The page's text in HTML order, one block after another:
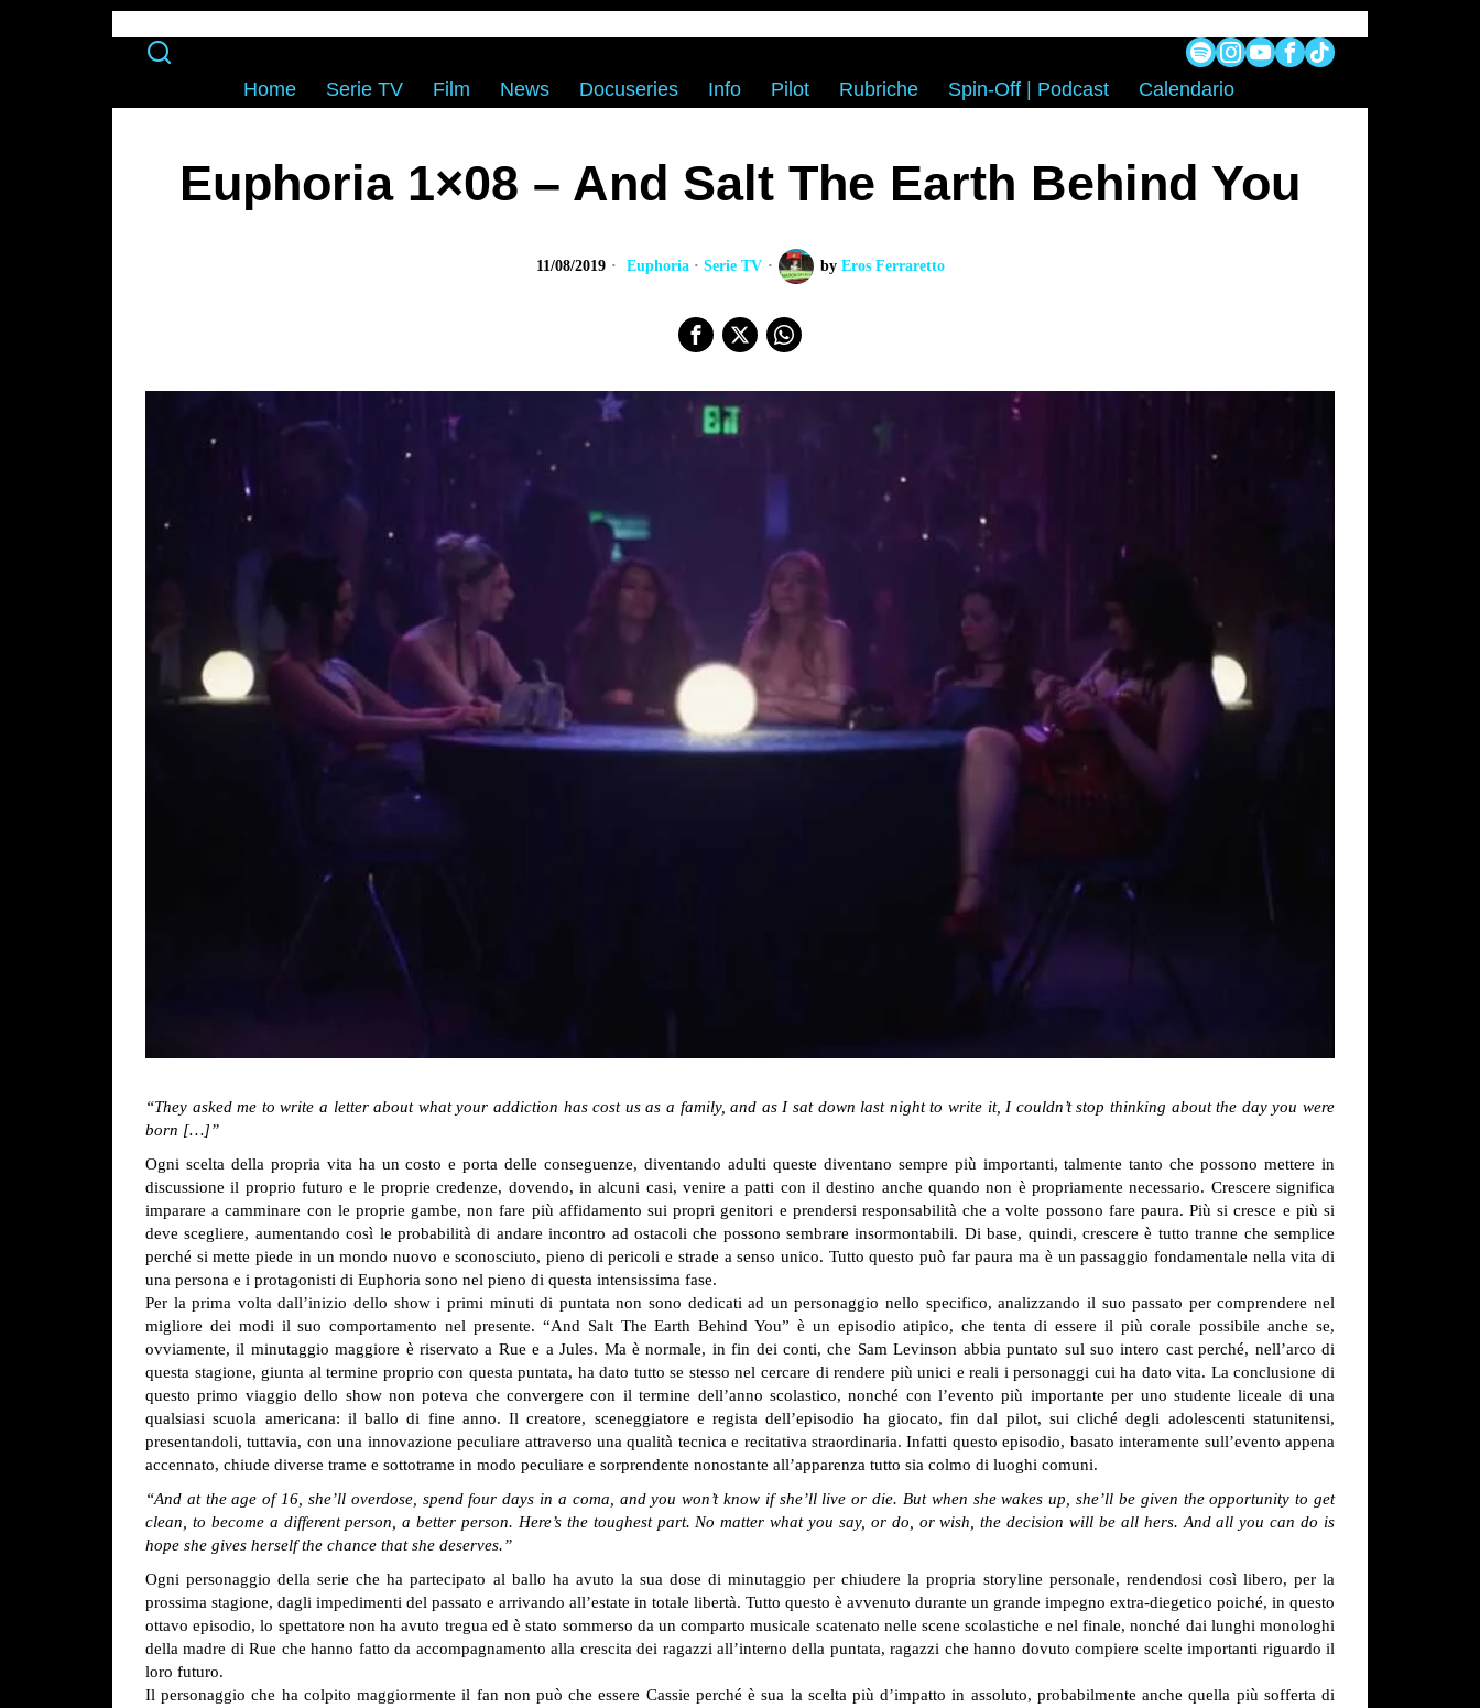
Home Serie TV Film News Docuseries Info Pilot Rubriche Spin-Off | Podcast Calendario
Euphoria 1×08 – And Salt The Earth Behind You
11/08/2019 Euphoria · Serie TV by Eros Ferraretto
“They asked me to write a letter about what your addiction has cost us as a family, and as I sat down last night to write it, I couldn’t stop thinking about the day you were
born […]”
Ogni scelta della propria vita ha un costo e porta delle conseguenze, diventando adulti queste diventano sempre più importanti, talmente tanto che possono mettere in
discussione il proprio futuro e le proprie credenze, dovendo, in alcuni casi, venire a patti con il destino anche quando non è propriamente necessario. Crescere significa
imparare a camminare con le proprie gambe, non fare più affidamento sui propri genitori e prendersi responsabilità che a volte possono fare paura. Più si cresce e più si
deve scegliere, aumentando così le probabilità di andare incontro ad ostacoli che possono sembrare insormontabili. Di base, quindi, crescere è tutto tranne che semplice
perché si mette piede in un mondo nuovo e sconosciuto, pieno di pericoli e strade a senso unico. Tutto questo può far paura ma è un passaggio fondamentale nella vita di
una persona e i protagonisti di Euphoria sono nel pieno di questa intensissima fase.
Per la prima volta dall’inizio dello show i primi minuti di puntata non sono dedicati ad un personaggio nello specifico, analizzando il suo passato per comprendere nel
migliore dei modi il suo comportamento nel presente. “And Salt The Earth Behind You” è un episodio atipico, che tenta di essere il più corale possibile anche se,
ovviamente, il minutaggio maggiore è riservato a Rue e a Jules. Ma è normale, in fin dei conti, che Sam Levinson abbia puntato sul suo intero cast perché, nell’arco di
questa stagione, giunta al termine proprio con questa puntata, ha dato tutto se stesso nel cercare di rendere più unici e reali i personaggi cui ha dato vita. La conclusione di
questo primo viaggio dello show non poteva che convergere con il termine dell’anno scolastico, nonché con l’evento più importante per uno studente liceale di una
qualsiasi scuola americana: il ballo di fine anno. Il creatore, sceneggiatore e regista dell’episodio ha giocato, fin dal pilot, sui cliché degli adolescenti statunitensi,
presentandoli, tuttavia, con una innovazione peculiare attraverso una qualità tecnica e recitativa straordinaria. Infatti questo episodio, basato interamente sull’evento appena
accennato, chiude diverse trame e sottotrame in modo peculiare e sorprendente nonostante all’apparenza tutto sia colmo di luoghi comuni.
“And at the age of 16, she’ll overdose, spend four days in a coma, and you won’t know if she’ll live or die. But when she wakes up, she’ll be given the opportunity to get
clean, to become a different person, a better person. Here’s the toughest part. No matter what you say, or do, or wish, the decision will be all hers. And all you can do is
hope she gives herself the chance that she deserves.”
Ogni personaggio della serie che ha partecipato al ballo ha avuto la sua dose di minutaggio per chiudere la propria storyline personale, rendendosi così libero, per la
prossima stagione, dagli impedimenti del passato e arrivando all’estate in totale libertà. Tutto questo è avvenuto durante un grande impegno extra-diegetico poiché, in questo
ottavo episodio, lo spettatore non ha avuto tregua ed è stato sommerso da un comparto musicale scatenato nelle scene scolastiche e nel finale, nonché dai lunghi monologhi
della madre di Rue che hanno fatto da accompagnamento alla crescita dei ragazzi all’interno della puntata, ragazzi che hanno dovuto compiere scelte importanti riguardo il
loro futuro.
Il personaggio che ha colpito maggiormente il fan non può che essere Cassie perché è sua la scelta più d’impatto in assoluto, probabilmente anche quella più sofferta di